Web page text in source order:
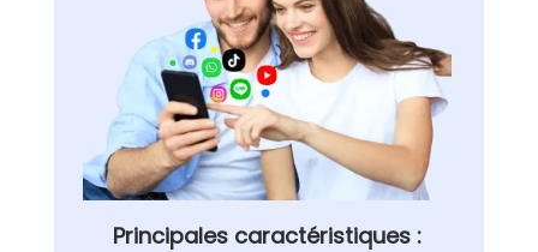
Principales caractéristiques :